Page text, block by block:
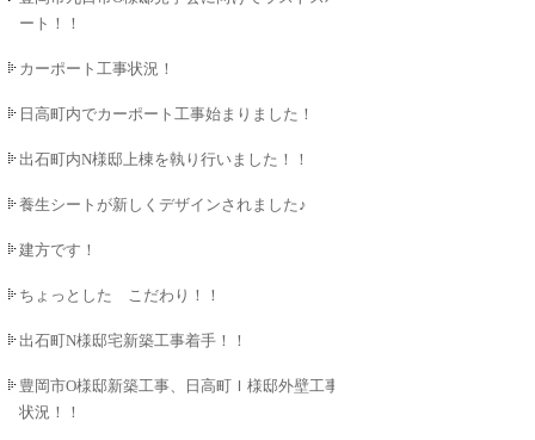
ート！！
カーポート工事状況！
日高町内でカーポート工事始まりました！
出石町内N様邸上棟を執り行いました！！
養生シートが新しくデザインされました♪
建方です！
ちょっとした こだわり！！
出石町N様邸宅新築工事着手！！
豊岡市O様邸新築工事、日高町Ｉ様邸外壁工事
状況！！